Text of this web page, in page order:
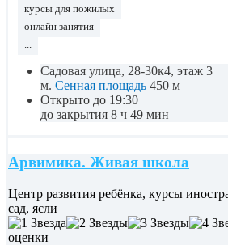
курсы для пожилых
онлайн занятия
...
Садовая улица, 28-30к4, этаж 3
м. Сенная площадь 450 м
Открыто до 19:30
до закрытия 8 ч 49 мин
Арвимика. Живая школа
Центр развития ребёнка, курсы
сад, ясли
оценки